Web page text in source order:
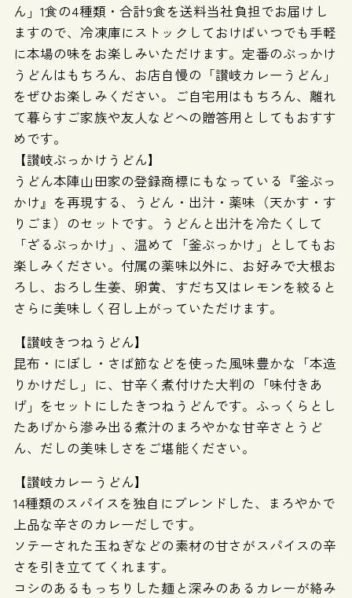
ん」1食の4種類・合計9食を送料当社負担でお届けし
ますので、冷凍庫にストックしておけばいつでも手軽
に本場の味をお楽しみいただけます。定番のぶっかけ
うどんはもちろん、お店自慢の「讃岐カレーうどん」
をぜひお楽しみください。ご自宅用はもちろん、離れ
て暮らすご家族や友人などへの贈答用としてもおすす
めです。
【讃岐ぶっかけうどん】
うどん本陣山田家の登録商標にもなっている『釜ぶっ
かけ』を再現する、うどん・出汁・薬味（天かす・す
りごま）のセットです。うどんと出汁を冷たくして
「ざるぶっかけ」、温めて「釜ぶっかけ」としてもお
楽しみください。付属の薬味以外に、お好みで大根お
ろし、おろし生姜、卵黄、すだち又はレモンを絞ると
さらに美味しく召し上がっていただけます。
【讃岐きつねうどん】
昆布・にぼし・さば節などを使った風味豊かな「本造
りかけだし」に、甘辛く煮付けた大判の「味付きあ
げ」をセットにしたきつねうどんです。ふっくらとし
たあげから滲み出る煮汁のまろやかな甘辛さとうど
ん、だしの美味しさをご堪能ください。
【讃岐カレーうどん】
14種類のスパイスを独自にブレンドした、まろやかで
上品な辛さのカレーだしです。
ソテーされた玉ねぎなどの素材の甘さがスパイスの辛
さを引き立ててくれます。
コシのあるもっちりした麺と深みのあるカレーが絡み